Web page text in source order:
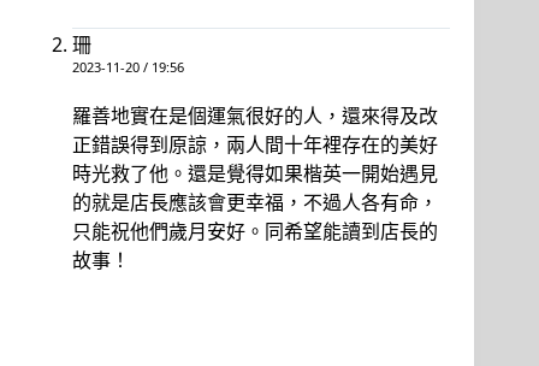
珊
2023-11-20 / 19:56
羅善地實在是個運氣很好的人，還來得及改
正錯誤得到原諒，兩人間十年裡存在的美好
時光救了他。還是覺得如果楷英一開始遇見
的就是店長應該會更幸福，不過人各有命，
只能祝他們歲月安好。同希望能讀到店長的
故事！